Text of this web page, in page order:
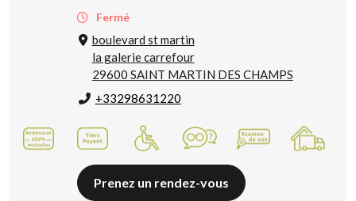
Fermé
boulevard st martin
la galerie carrefour
29600 SAINT MARTIN DES CHAMPS
+33298631220
Prenez un rendez-vous